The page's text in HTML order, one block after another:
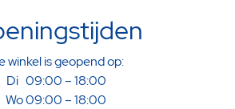
winkel is geopend op:
Di 09:00 – 18:00
Wo 09:00 – 18:00